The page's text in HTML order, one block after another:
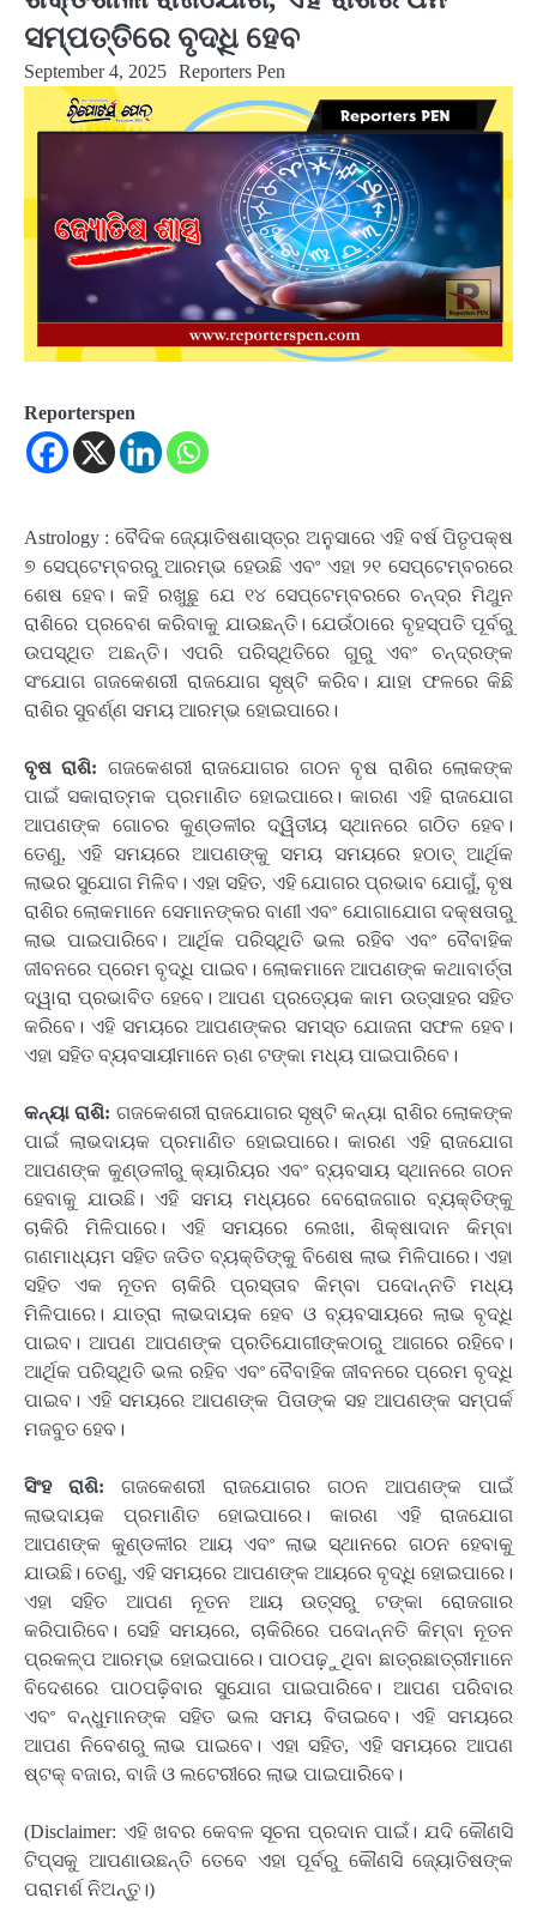
ସମ୍ପତ୍ତିରେ ବୃଦ୍ଧି ହେବ
September 4, 2025 Reporters Pen
Reporterspen
Astrology : ବୈଦିକ ଜ୍ୟୋତିଷଶାସ୍ତ୍ର ଅନୁସାରେ ଏହି ବର୍ଷ ପିତୃପକ୍ଷ
୭ ସେପ୍ଟେମ୍ବରରୁ ଆରମ୍ଭ ହେଉଛି ଏବଂ ଏହା ୨୧ ସେପ୍ଟେମ୍ବରରେ
ଶେଷ ହେବ। କହି ରଖୁଛୁ ଯେ ୧୪ ସେପ୍ଟେମ୍ବରରେ ଚନ୍ଦ୍ର ମିଥୁନ
ରାଶିରେ ପ୍ରବେଶ କରିବାକୁ ଯାଉଛନ୍ତି। ଯେଉଁଠାରେ ବୃହସ୍ପତି ପୂର୍ବରୁ
ଉପସ୍ଥିତ ଅଛନ୍ତି। ଏପରି ପରିସ୍ଥିତିରେ ଗୁରୁ ଏବଂ ଚନ୍ଦ୍ରଙ୍କ
ସଂଯୋଗ ଗଜକେଶରୀ ରାଜଯୋଗ ସୃଷ୍ଟି କରିବ। ଯାହା ଫଳରେ କିଛି
ରାଶିର ସୁବର୍ଣ୍ଣ ସମୟ ଆରମ୍ଭ ହୋଇପାରେ।
ବୃଷ ରାଶି: ଗଜକେଶରୀ ରାଜଯୋଗର ଗଠନ ବୃଷ ରାଶିର ଲୋକଙ୍କ
ପାଇଁ ସକାରାତ୍ମକ ପ୍ରମାଣିତ ହୋଇପାରେ। କାରଣ ଏହି ରାଜଯୋଗ
ଆପଣଙ୍କ ଗୋଚର କୁଣ୍ଡଳୀର ଦ୍ୱିତୀୟ ସ୍ଥାନରେ ଗଠିତ ହେବ।
ତେଣୁ, ଏହି ସମୟରେ ଆପଣଙ୍କୁ ସମୟ ସମୟରେ ହଠାତ୍ ଆର୍ଥିକ
ଲାଭର ସୁଯୋଗ ମିଳିବ। ଏହା ସହିତ, ଏହି ଯୋଗର ପ୍ରଭାବ ଯୋଗୁଁ, ବୃଷ
ରାଶିର ଲୋକମାନେ ସେମାନଙ୍କର ବାଣୀ ଏବଂ ଯୋଗାଯୋଗ ଦକ୍ଷତାରୁ
ଲାଭ ପାଇପାରିବେ। ଆର୍ଥିକ ପରିସ୍ଥିତି ଭଲ ରହିବ ଏବଂ ବୈବାହିକ
ଜୀବନରେ ପ୍ରେମ ବୃଦ୍ଧି ପାଇବ। ଲୋକମାନେ ଆପଣଙ୍କ କଥାବାର୍ତ୍ତା
ଦ୍ୱାରା ପ୍ରଭାବିତ ହେବେ। ଆପଣ ପ୍ରତ୍ୟେକ କାମ ଉତ୍ସାହର ସହିତ
କରିବେ। ଏହି ସମୟରେ ଆପଣଙ୍କର ସମସ୍ତ ଯୋଜନା ସଫଳ ହେବ।
ଏହା ସହିତ ବ୍ୟବସାୟୀମାନେ ଋଣ ଟଙ୍କା ମଧ୍ୟ ପାଇପାରିବେ।
କନ୍ୟା ରାଶି: ଗଜକେଶରୀ ରାଜଯୋଗର ସୃଷ୍ଟି କନ୍ୟା ରାଶିର ଲୋକଙ୍କ
ପାଇଁ ଲାଭଦାୟକ ପ୍ରମାଣିତ ହୋଇପାରେ। କାରଣ ଏହି ରାଜଯୋଗ
ଆପଣଙ୍କ କୁଣ୍ଡଳୀରୁ କ୍ୟାରିୟର ଏବଂ ବ୍ୟବସାୟ ସ୍ଥାନରେ ଗଠନ
ହେବାକୁ ଯାଉଛି। ଏହି ସମୟ ମଧ୍ୟରେ ବେରୋଜଗାର ବ୍ୟକ୍ତିଙ୍କୁ
ଚାକିରି ମିଳିପାରେ। ଏହି ସମୟରେ ଲେଖା, ଶିକ୍ଷାଦାନ କିମ୍ବା
ଗଣମାଧ୍ୟମ ସହିତ ଜଡିତ ବ୍ୟକ୍ତିଙ୍କୁ ବିଶେଷ ଲାଭ ମିଳିପାରେ। ଏହା
ସହିତ ଏକ ନୂତନ ଚାକିରି ପ୍ରସ୍ତାବ କିମ୍ବା ପଦୋନ୍ନତି ମଧ୍ୟ
ମିଳିପାରେ। ଯାତ୍ରା ଲାଭଦାୟକ ହେବ ଓ ବ୍ୟବସାୟରେ ଲାଭ ବୃଦ୍ଧି
ପାଇବ। ଆପଣ ଆପଣଙ୍କ ପ୍ରତିଯୋଗୀଙ୍କଠାରୁ ଆଗରେ ରହିବେ।
ଆର୍ଥିକ ପରିସ୍ଥିତି ଭଲ ରହିବ ଏବଂ ବୈବାହିକ ଜୀବନରେ ପ୍ରେମ ବୃଦ୍ଧି
ପାଇବ। ଏହି ସମୟରେ ଆପଣଙ୍କ ପିତାଙ୍କ ସହ ଆପଣଙ୍କ ସମ୍ପର୍କ
ମଜବୁତ ହେବ।
ସିଂହ ରାଶି: ଗଜକେଶରୀ ରାଜଯୋଗର ଗଠନ ଆପଣଙ୍କ ପାଇଁ
ଲାଭଦାୟକ ପ୍ରମାଣିତ ହୋଇପାରେ। କାରଣ ଏହି ରାଜଯୋଗ
ଆପଣଙ୍କ କୁଣ୍ଡଳୀର ଆୟ ଏବଂ ଲାଭ ସ୍ଥାନରେ ଗଠନ ହେବାକୁ
ଯାଉଛି। ତେଣୁ, ଏହି ସମୟରେ ଆପଣଙ୍କ ଆୟରେ ବୃଦ୍ଧି ହୋଇପାରେ।
ଏହା ସହିତ ଆପଣ ନୂତନ ଆୟ ଉତ୍ସରୁ ଟଙ୍କା ରୋଜଗାର
କରିପାରିବେ। ସେହି ସମୟରେ, ଚାକିରିରେ ପଦୋନ୍ନତି କିମ୍ବା ନୂତନ
ପ୍ରକଳ୍ପ ଆରମ୍ଭ ହୋଇପାରେ। ପାଠପଢ଼ୁଥିବା ଛାତ୍ରଛାତ୍ରୀମାନେ
ବିଦେଶରେ ପାଠପଢ଼ିବାର ସୁଯୋଗ ପାଇପାରିବେ। ଆପଣ ପରିବାର
ଏବଂ ବନ୍ଧୁମାନଙ୍କ ସହିତ ଭଲ ସମୟ ବିତାଇବେ। ଏହି ସମୟରେ
ଆପଣ ନିବେଶରୁ ଲାଭ ପାଇବେ। ଏହା ସହିତ, ଏହି ସମୟରେ ଆପଣ
ଷ୍ଟକ୍ ବଜାର, ବାଜି ଓ ଲଟେରୀରେ ଲାଭ ପାଇପାରିବେ।
(Disclaimer: ଏହି ଖବର କେବଳ ସୂଚନା ପ୍ରଦାନ ପାଇଁ। ଯଦି କୌଣସି
ଟିପ୍ସକୁ ଆପଣାଉଛନ୍ତି ତେବେ ଏହା ପୂର୍ବରୁ କୌଣସି ଜ୍ୟୋତିଷଙ୍କ
ପରାମର୍ଶ ନିଅନ୍ତୁ।)